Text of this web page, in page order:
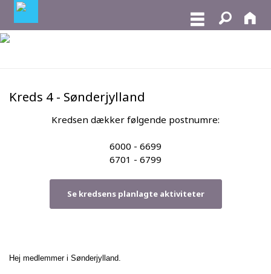
Kreds 4 - Sønderjylland
Kredsen dækker følgende postnumre:
6000 - 6699
6701 - 6799
Se kredsens planlagte aktiviteter
Hej medlemmer i Sønderjylland.